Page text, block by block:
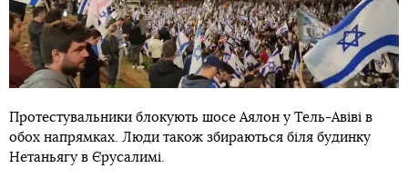
Протестувальники блокують шосе Аялон у Тель-Авіві в
обох напрямках. Люди також збираються біля будинку
Нетаньягу в Єрусалимі.